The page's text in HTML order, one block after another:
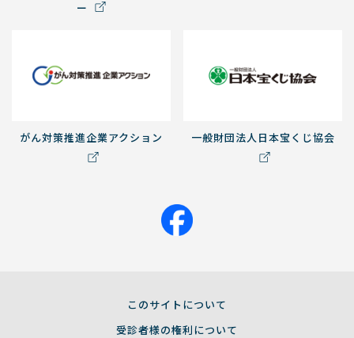
ー
がん対策推進企業アクション 一般財団法人日本宝くじ協会
このサイトについて
受診者様の権利について